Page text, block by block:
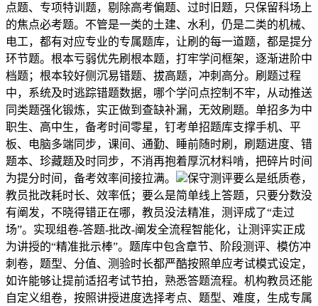
点题、专项特训题，剔除高考偏题、过时旧题，只保留科场上
的焦点必考题。不管是一类的土建、水利，仍是二类的机械、
电工，都有对应专业的专属题库，让刷的每一道题，都是提分
环节题。根本亏弱优先刷根本题，打牢学问框架，逐渐进阶中
档题；根本较好侧沉易错题、拔高题，冲刺高分。刷题过程
中，系统及时逃踪错题数据，哪个学问点控制不牢，从动推送
同类题强化锻炼，实正做到查缺补漏，无效刷题。单招多为中
职生、高中生，备考时间零星，钉考单招题库支撑手机、平
板、电脑多端同步，课间、通勤、睡前随时刷，刷题进度、错
题本、珍藏题及时同步，不消再抱着厚沉材料啃，把碎片时间
为提分时间，备考效率间接拉满。
保守测评要么是纸质卷，
教员批改耗时长、效率低；要么是简单线上答题，只要分数没
有阐发，不晓得错正在哪，教员没法精准，测评成了“走过
场”。实现组卷-答题-批改-阐发全流程智能化，让测评实正成
为讲授的“精准批示棒”。题库中包含章节、阶段测评、模仿冲
刺卷，题型、分值、测验时长都严酷按照单应考试模式设定，
如许能够让提前适招考试节拍，熟悉答题流程。机构教员还能
自定义组卷，按照讲授进度选择考点、题型、难度，生成专属